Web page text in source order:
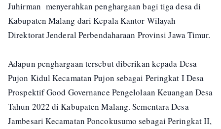
Juhirman menyerahkan penghargaan bagi tiga desa di
Kabupaten Malang dari Kepala Kantor Wilayah
Direktorat Jenderal Perbendaharaan Provinsi Jawa Timur.
Adapun penghargaan tersebut diberikan kepada Desa
Pujon Kidul Kecamatan Pujon sebagai Peringkat I Desa
Prospektif Good Governance Pengelolaan Keuangan Desa
Tahun 2022 di Kabupaten Malang. Sementara Desa
Jambesari Kecamatan Poncokusumo sebagai Peringkat II,